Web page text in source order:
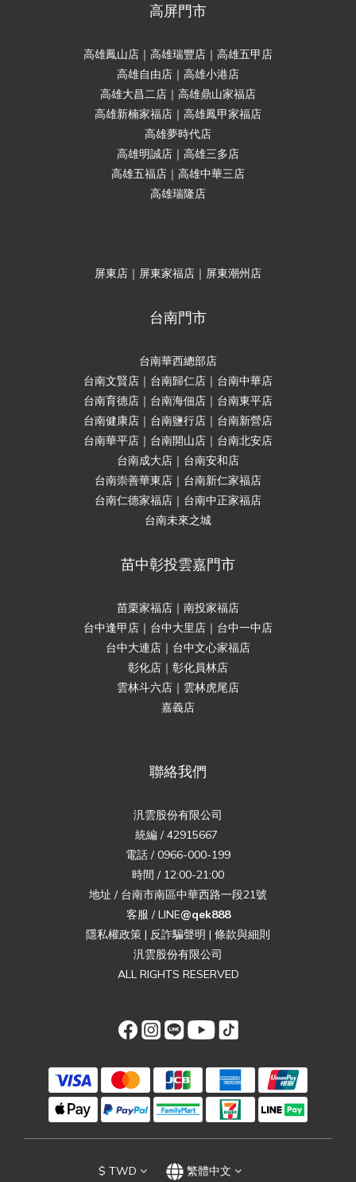
高屏門市
高雄鳳山店｜高雄瑞豐店｜高雄五甲店
高雄自由店｜高雄小港店
高雄大昌二店｜高雄鼎山家福店
高雄新楠家福店｜高雄鳳甲家福店
高雄夢時代店
高雄明誠店｜高雄三多店
高雄五福店｜高雄中華三店
高雄瑞隆店
屏東店｜屏東家福店｜屏東潮州店
台南門市
台南華西總部店
台南文賢店｜台南歸仁店｜台南中華店
台南育德店｜台南海佃店｜台南東平店
台南健康店｜台南鹽行店｜台南新營店
台南華平店｜台南開山店｜台南北安店
台南成大店｜台南安和店
台南崇善華東店｜台南新仁家福店
台南仁德家福店｜台南中正家福店
台南未來之城
苗中彰投雲嘉門市
苗栗家福店｜南投家福店
台中逢甲店｜台中大里店｜台中一中店
台中大連店｜台中文心家福店
彰化店｜彰化員林店
雲林斗六店｜雲林虎尾店
嘉義店
聯絡我們
汎雲股份有限公司
統編 / 42915667
電話 / 0966-000-199
時間 / 12:00-21:00
地址 / 台南市南區中華西路一段21號
客服 / LINE@qek888
隱私權政策 | 反詐騙聲明 | 條款與細則
汎雲股份有限公司
ALL RIGHTS RESERVED
$ TWD 繁體中文